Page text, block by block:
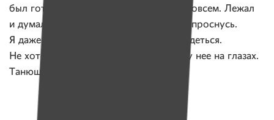
был готов к тому, что скоро уйду. Насовсем. Лежал
и думал, что в один из дней просто не проснусь.
Я даже с любимой дочкой перестал видеться.
Не хотел, чтобы трагедия произошла у нее на глазах.
Танюше было всего четыре года…